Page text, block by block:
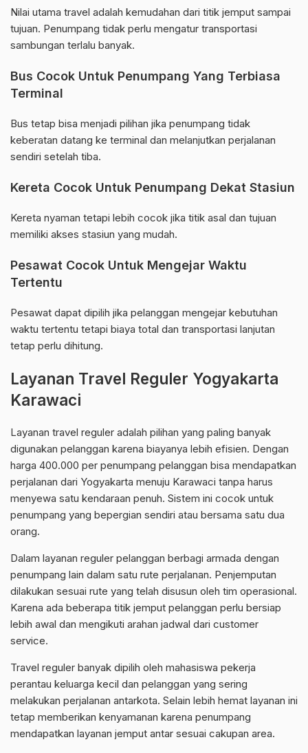
Nilai utama travel adalah kemudahan dari titik jemput sampai
tujuan. Penumpang tidak perlu mengatur transportasi
sambungan terlalu banyak.
Bus Cocok Untuk Penumpang Yang Terbiasa
Terminal
Bus tetap bisa menjadi pilihan jika penumpang tidak
keberatan datang ke terminal dan melanjutkan perjalanan
sendiri setelah tiba.
Kereta Cocok Untuk Penumpang Dekat Stasiun
Kereta nyaman tetapi lebih cocok jika titik asal dan tujuan
memiliki akses stasiun yang mudah.
Pesawat Cocok Untuk Mengejar Waktu
Tertentu
Pesawat dapat dipilih jika pelanggan mengejar kebutuhan
waktu tertentu tetapi biaya total dan transportasi lanjutan
tetap perlu dihitung.
Layanan Travel Reguler Yogyakarta
Karawaci
Layanan travel reguler adalah pilihan yang paling banyak
digunakan pelanggan karena biayanya lebih efisien. Dengan
harga 400.000 per penumpang pelanggan bisa mendapatkan
perjalanan dari Yogyakarta menuju Karawaci tanpa harus
menyewa satu kendaraan penuh. Sistem ini cocok untuk
penumpang yang bepergian sendiri atau bersama satu dua
orang.
Dalam layanan reguler pelanggan berbagi armada dengan
penumpang lain dalam satu rute perjalanan. Penjemputan
dilakukan sesuai rute yang telah disusun oleh tim operasional.
Karena ada beberapa titik jemput pelanggan perlu bersiap
lebih awal dan mengikuti arahan jadwal dari customer
service.
Travel reguler banyak dipilih oleh mahasiswa pekerja
perantau keluarga kecil dan pelanggan yang sering
melakukan perjalanan antarkota. Selain lebih hemat layanan ini
tetap memberikan kenyamanan karena penumpang
mendapatkan layanan jemput antar sesuai cakupan area.